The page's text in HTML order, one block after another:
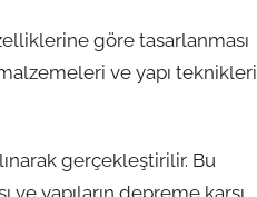
göre tasarlanması
malzemeleri ve yapı teknikleri
gerçekleştirilir. Bu